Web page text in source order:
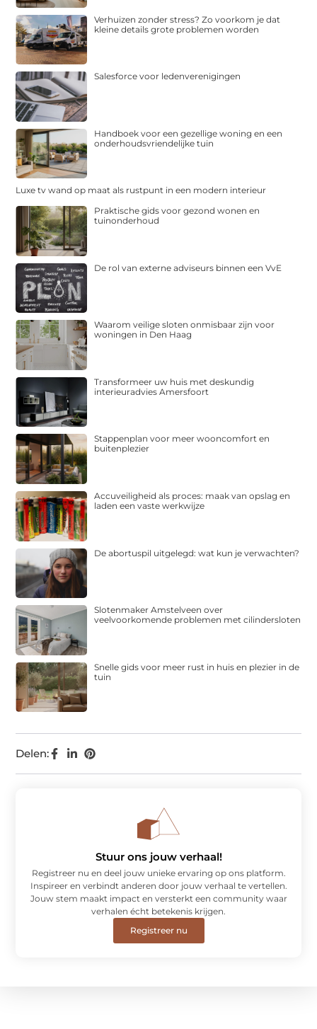
Delen:
Verhuizen zonder stress? Zo voorkom je dat
kleine details grote problemen worden
Salesforce voor ledenverenigingen
Handboek voor een gezellige woning en een
onderhoudsvriendelijke tuin
Luxe tv wand op maat als rustpunt in een modern interieur
Praktische gids voor gezond wonen en
tuinonderhoud
De rol van externe adviseurs binnen een VvE
Waarom veilige sloten onmisbaar zijn voor
woningen in Den Haag
Transformeer uw huis met deskundig
interieuradvies Amersfoort
Stappenplan voor meer wooncomfort en
buitenplezier
Accuveiligheid als proces: maak van opslag en
laden een vaste werkwijze
De abortuspil uitgelegd: wat kun je verwachten?
Slotenmaker Amstelveen over
veelvoorkomende problemen met cilindersloten
Snelle gids voor meer rust in huis en plezier in de
tuin
Stuur ons jouw verhaal!
Registreer nu en deel jouw unieke ervaring op ons platform.
Inspireer en verbindt anderen door jouw verhaal te vertellen.
Jouw stem maakt impact en versterkt een community waar
verhalen écht betekenis krijgen.
Registreer nu